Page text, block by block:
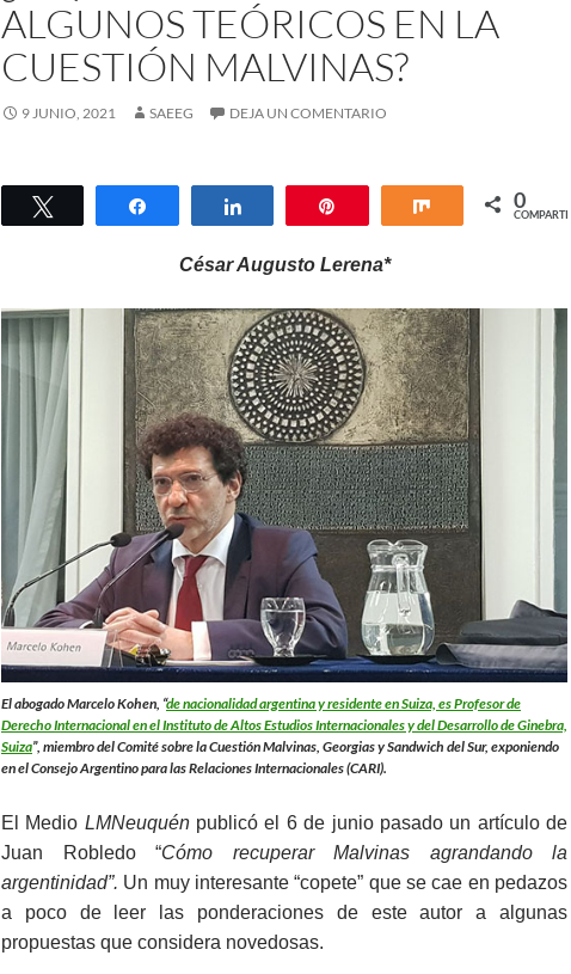
ALGUNOS TEÓRICOS EN LA
CUESTIÓN MALVINAS?
9 JUNIO, 2021 SAEEG DEJA UN COMENTARIO
Twittear Compartir Compartir Compartir
0
COMPARTIR
César Augusto Lerena*
El abogado Marcelo Kohen, “de nacionalidad argentina y residente en Suiza, es Profesor de
Derecho Internacional en el Instituto de Altos Estudios Internacionales y del Desarrollo de Ginebra,
Suiza”, miembro del Comité sobre la Cuestión Malvinas, Georgias y Sandwich del Sur, exponiendo
en el Consejo Argentino para las Relaciones Internacionales (CARI).
El Medio LMNeuquénpublicó el 6 de junio pasado un artículo de
Juan Robledo “Cómo recuperar Malvinas agrandando la
argentinidad”. Un muy interesante “copete” que se cae en pedazos
a poco de leer las ponderaciones de este autor a algunas
propuestas que considera novedosas.